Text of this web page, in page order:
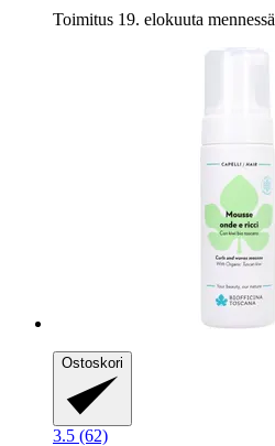
Toimitus 19. elokuuta mennessä
Ostoskori
3.5 (62)